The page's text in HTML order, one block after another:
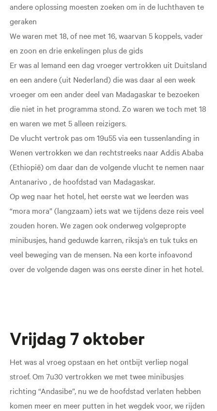
andere oplossing moesten zoeken om in de luchthaven te
geraken
We waren met 18, of nee met 16, waarvan 5 koppels, vader
en zoon en drie enkelingen plus de gids
Er was al Iemand een dag vroeger vertrokken uit Duitsland
en een andere (uit Nederland) die was daar al een week
vroeger om een ander deel van Madagaskar te bezoeken
die niet in het programma stond. Zo waren we toch met 18
en waren we met 5 alleen reizigers.
De vlucht vertrok pas om 19u55 via een tussenlanding in
Wenen vertrokken we dan rechtstreeks naar Addis Ababa
(Ethiopië) om daar dan de volgende vlucht te nemen naar
Antanarivo , de hoofdstad van Madagaskar.
Op weg naar het hotel, het eerste wat we leerden was
“mora mora” (langzaam) iets wat we tijdens deze reis veel
zouden horen. We zagen ook onderweg volgepropte
minibusjes, hand geduwde karren, riksja’s en tuk tuks en
veel beweging van de mensen. Na een korte infoavond
over de volgende dagen was ons eerste diner in het hotel.
Vrijdag 7 oktober
Het was al vroeg opstaan en het ontbijt verliep nogal
stroef. Om 7u30 vertrokken we met twee minibusjes
richting “Andasibe”, nu we de hoofdstad verlaten hebben
komen meer en meer putten in het wegdek voor, we rijden